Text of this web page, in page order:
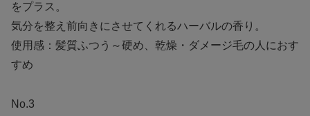
をプラス。
気分を整え前向きにさせてくれるハーバルの香り。
使用感：髪質ふつう～硬め、乾燥・ダメージ毛の人におす
すめ
No.3